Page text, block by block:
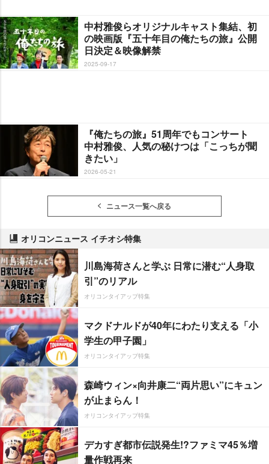
中村雅俊らオリジナルキャスト集結、初
の映画版『五十年目の俺たちの旅』公開
日決定＆映像解禁
2025-09-17
『俺たちの旅』51周年でもコンサート
中村雅俊、人気の秘けつは「こっちが聞
きたい」
2026-05-21
ニュース一覧へ戻る
オリコンニュース イチオシ特集
川島海荷さんと学ぶ 日常に潜む“人身取
引”のリアル
オリコンタイアップ特集
マクドナルドが40年にわたり支える「小
学生の甲子園」
オリコンタイアップ特集
森崎ウィン×向井康二“両片思い”にキュン
が止まらん！
オリコンタイアップ特集
デカすぎ都市伝説発生!?ファミマ45％増
量作戦再来